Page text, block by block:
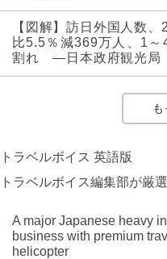
【図解】訪日外国人数
比5.5％減369万人、1～
割れ ―日本政府観光局
も
トラベルボイス 英語版
トラベルボイス編集部が厳
A major Japanese heavy
business with premium
helicopter